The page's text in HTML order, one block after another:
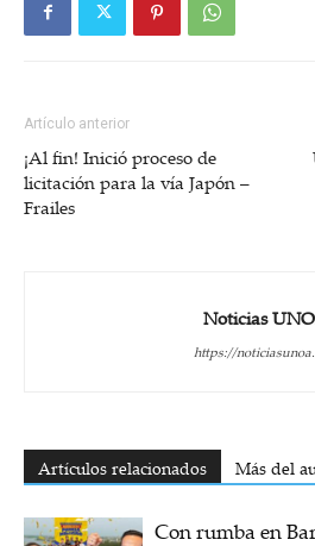
Artículo anterior
¡Al fin! Inició proceso de
licitación para la vía Japón –
Frailes
Noticias
https://
Artículos relacionados Más del
Con rumba en